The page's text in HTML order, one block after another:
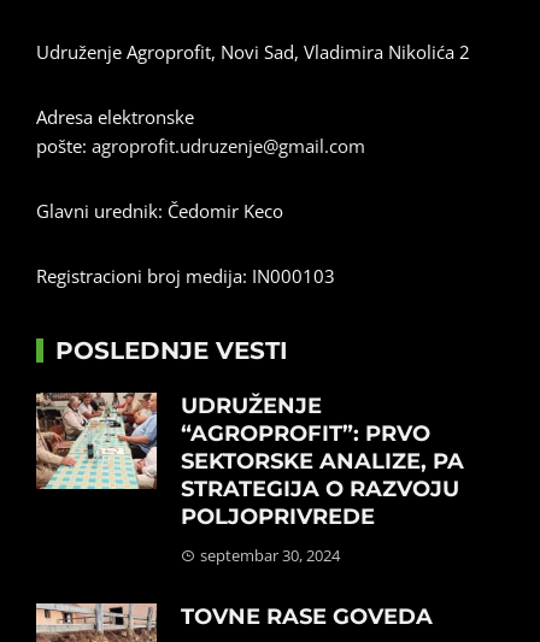
Udruženje Agroprofit, Novi Sad, Vladimira Nikolića 2
Adresa elektronske
pošte: agroprofit.udruzenje@gmail.com
Glavni urednik: Čedomir Keco
Registracioni broj medija: IN000103
POSLEDNJE VESTI
UDRUŽENJE
“AGROPROFIT”: PRVO
SEKTORSKE ANALIZE, PA
STRATEGIJA O RAZVOJU
POLJOPRIVREDE
septembar 30, 2024
TOVNE RASE GOVEDA